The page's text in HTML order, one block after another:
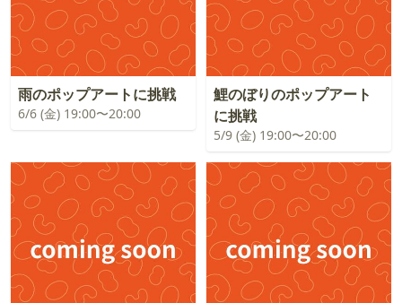
雨のポップアートに挑戦
6/6 (金) 19:00〜20:00
鯉のぼりのポップアート
に挑戦
5/9 (金) 19:00〜20:00